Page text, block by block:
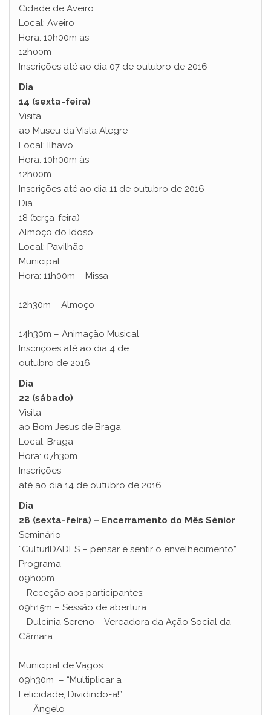
Cidade de Aveiro
Local: Aveiro
Hora: 10h00m às
12h00m
Inscrições até ao dia 07 de outubro de 2016
Dia
14 (sexta-feira)
Visita
ao Museu da Vista Alegre
Local: Ílhavo
Hora: 10h00m às
12h00m
Inscrições até ao dia 11 de outubro de 2016
Dia
18 (terça-feira)
Almoço do Idoso
Local: Pavilhão
Municipal
Hora: 11h00m – Missa
12h30m – Almoço
14h30m – Animação Musical
Inscrições até ao dia 4 de
outubro de 2016
Dia
22 (sábado)
Visita
ao Bom Jesus de Braga
Local: Braga
Hora: 07h30m
Inscrições
até ao dia 14 de outubro de 2016
Dia
28 (sexta-feira) – Encerramento do Mês Sénior
Seminário
“CulturIDADES – pensar e sentir o envelhecimento”
Programa
09h00m
– Receção aos participantes;
09h15m – Sessão de abertura
– Dulcínia Sereno – Vereadora da Ação Social da
Câmara
Municipal de Vagos
09h30m – “Multiplicar a
Felicidade, Dividindo-a!”
Ângelo